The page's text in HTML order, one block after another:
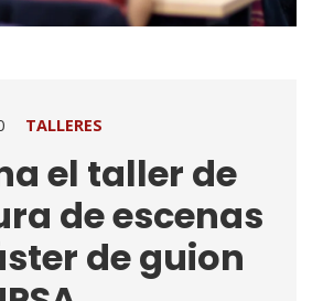
TALLERES
el taller de
de escenas
de guion